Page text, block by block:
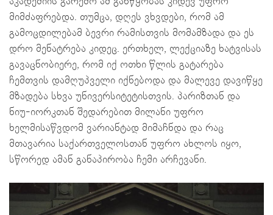
მიმძაფრებდა. თუმცა, დღეს ვხვდები, რომ ამ
გამოცდილებამ ბევრი რამისთვის მომამზადა და ეს
დრო მენატრება კიდეც. ერთხელ, ლექციაზე ხატვისას
გავაცნობიერე, რომ იქ ოთხი წლის გატარება
ჩემთვის დამღუპველი იქნებოდა და მალევე დავიწყე
მზადება სხვა უნივერსიტეტისთვის. პარიზთან და
ნიუ-იორკთან შედარებით მილანი უფრო
ხელმისაწვდომ ვარიანტად მიმაჩნდა და რაც
მთავარია საქართველოსთან უფრო ახლოს იყო,
სწორედ ამან განაპირობა ჩემი არჩევანი.